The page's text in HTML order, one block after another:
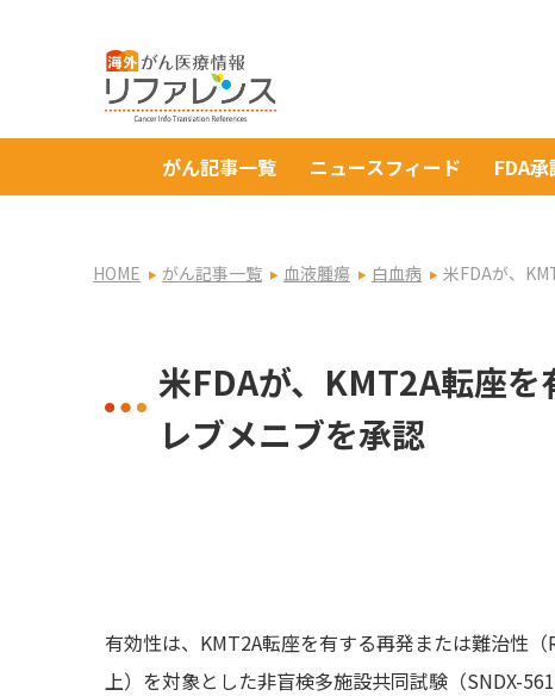
がん記事一覧 ニュースフィード FDA
HOME がん記事一覧 血液腫瘍 白血病 米FDAが、
米FDAが、KMT2A転座
レブメニブを承認
有効性は、KMT2A転座を有する再発または難治性
上）を対象とした非盲検多施設共同試験（SNDX-